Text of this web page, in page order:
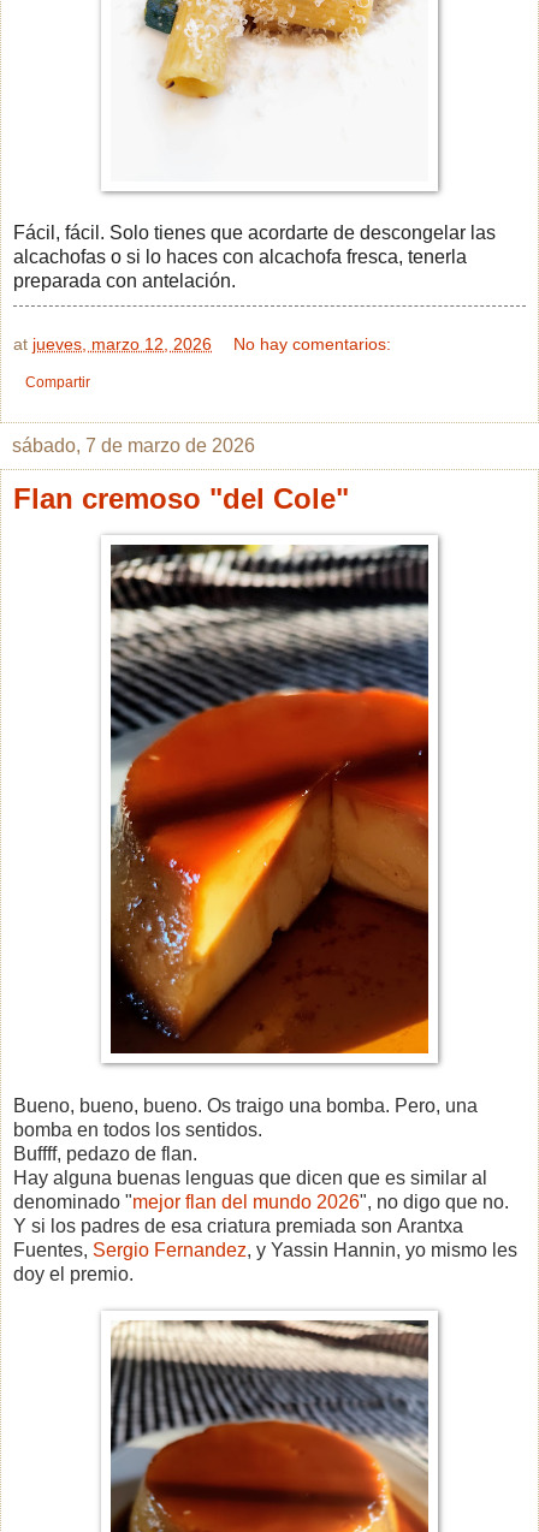
Fácil, fácil. Solo tienes que acordarte de descongelar las
alcachofas o si lo haces con alcachofa fresca, tenerla
preparada con antelación.
at jueves, marzo 12, 2026 No hay comentarios:
Compartir
sábado, 7 de marzo de 2026
Flan cremoso "del Cole"
Bueno, bueno, bueno. Os traigo una bomba. Pero, una
bomba en todos los sentidos.
Buffff, pedazo de flan.
Hay alguna buenas lenguas que dicen que es similar al
denominado "mejor flan del mundo 2026", no digo que no.
Y si los padres de esa criatura premiada son Arantxa
Fuentes, Sergio Fernandez, y Yassin Hannin, yo mismo les
doy el premio.